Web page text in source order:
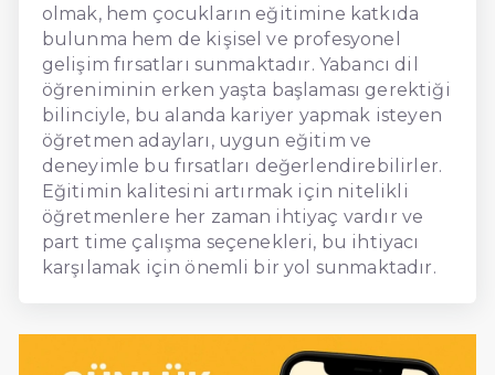
olmak, hem çocukların eğitimine katkıda
bulunma hem de kişisel ve profesyonel
gelişim fırsatları sunmaktadır. Yabancı dil
öğreniminin erken yaşta başlaması gerektiği
bilinciyle, bu alanda kariyer yapmak isteyen
öğretmen adayları, uygun eğitim ve
deneyimle bu fırsatları değerlendirebilirler.
Eğitimin kalitesini artırmak için nitelikli
öğretmenlere her zaman ihtiyaç vardır ve
part time çalışma seçenekleri, bu ihtiyacı
karşılamak için önemli bir yol sunmaktadır.